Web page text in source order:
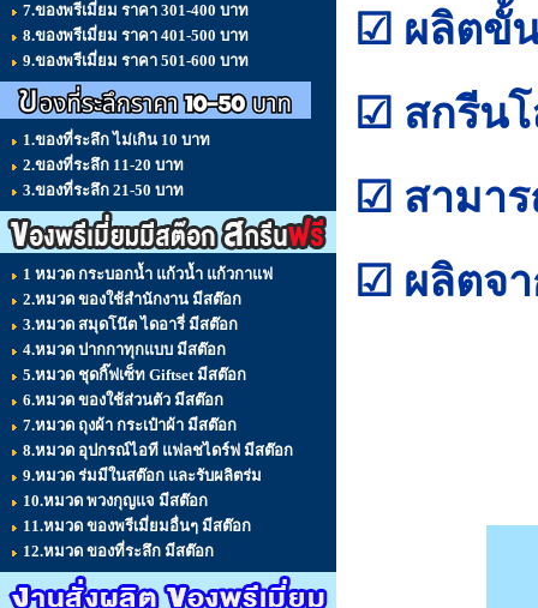
7.ของพรีเมี่ยม ราคา 301-400 บาท
8.ของพรีเมี่ยม ราคา 401-500 บาท
9.ของพรีเมี่ยม ราคา 501-600 บาท
1.ของที่ระลึก ไม่เกิน 10 บาท
2.ของที่ระลึก 11-20 บาท
3.ของที่ระลึก 21-50 บาท
1 หมวด กระบอกน้ำ แก้วน้ำ แก้วกาแฟ
2.หมวด ของใช้สำนักงาน มีสต๊อก
3.หมวด สมุดโน๊ต ไดอารี่ มีสต๊อก
4.หมวด ปากกาทุกแบบ มีสต๊อก
5.หมวด ชุดกิ๊ฟเซ็ท Giftset มีสต๊อก
6.หมวด ของใช้ส่วนตัว มีสต๊อก
7.หมวด ถุงผ้า กระเป๋าผ้า มีสต๊อก
8.หมวด อุปกรณ์ไอที แฟลชไดร์ฟ มีสต๊อก
9.หมวด ร่มมีในสต๊อก และรับผลิตร่ม
10.หมวด พวงกุญแจ มีสต๊อก
11.หมวด ของพรีเมี่ยมอื่นๆ มีสต๊อก
12.หมวด ของที่ระลึก มีสต๊อก
☑ ผลิตขั้น
☑ สกรีน
☑ สามา
☑ ผลิตจ